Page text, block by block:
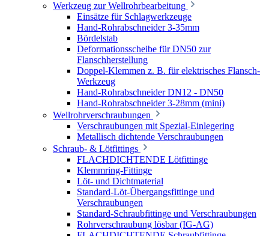
Werkzeug zur Wellrohrbearbeitung
Einsätze für Schlagwerkzeuge
Hand-Rohrabschneider 3-35mm
Bördelstab
Deformationsscheibe für DN50 zur
Flanschherstellung
Doppel-Klemmen z. B. für elektrisches Flansch-
Werkzeug
Hand-Rohrabschneider DN12 - DN50
Hand-Rohrabschneider 3-28mm (mini)
Wellrohrverschraubungen
Verschraubungen mit Spezial-Einlegering
Metallisch dichtende Verschraubungen
Schraub- & Lötfittings
FLACHDICHTENDE Lötfittinge
Klemmring-Fittinge
Löt- und Dichtmaterial
Standard-Löt-Übergangsfittinge und
Verschraubungen
Standard-Schraubfittinge und Verschraubungen
Rohrverschraubung lösbar (IG-AG)